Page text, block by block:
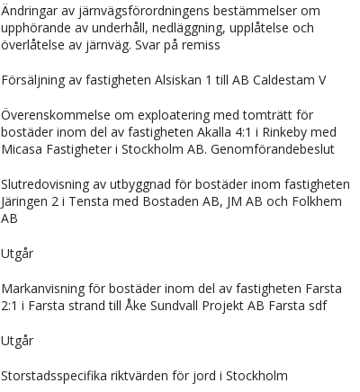
Ändringar av järnvägsförordningens bestämmelser om
upphörande av underhåll, nedläggning, upplåtelse och
överlåtelse av järnväg. Svar på remiss
Försäljning av fastigheten Alsiskan 1 till AB Caldestam V
Överenskommelse om exploatering med tomträtt för
bostäder inom del av fastigheten Akalla 4:1 i Rinkeby med
Micasa Fastigheter i Stockholm AB. Genomförandebeslut
Slutredovisning av utbyggnad för bostäder inom fastigheten
Järingen 2 i Tensta med Bostaden AB, JM AB och Folkhem
AB
Utgår
Markanvisning för bostäder inom del av fastigheten Farsta
2:1 i Farsta strand till Åke Sundvall Projekt AB Farsta sdf
Utgår
Storstadsspecifika riktvärden för jord i Stockholm